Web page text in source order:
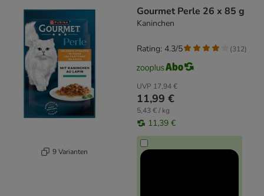
9 Varianten
Gourmet Perle 26 x 85 g
Kaninchen
UVP 17,94 €
11,99 €
5,43 € / kg
11,39 €
Rating: 4.3/5 (312)